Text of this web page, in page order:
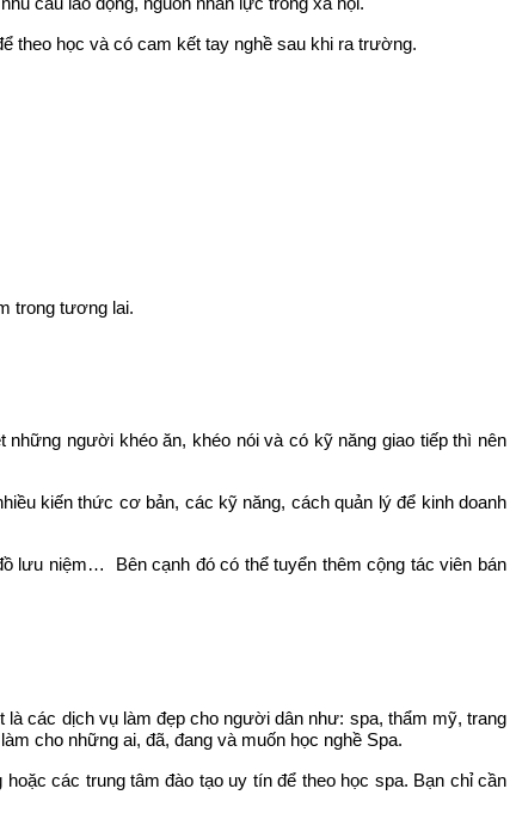
theo học và có cam kết tay nghề sau khi ra trường.
trong tương lai.
người khéo ăn, khéo nói và có kỹ năng giao tiếp thì nên
kiến thức cơ bản, các kỹ năng, cách quản lý để kinh doanh
lưu niệm… Bên cạnh đó có thể tuyển thêm cộng tác viên bán
các dịch vụ làm đẹp cho người dân như: spa, thẩm mỹ, trang
cho những ai, đã, đang và muốn học nghề Spa.
các trung tâm đào tạo uy tín để theo học spa. Bạn chỉ cần